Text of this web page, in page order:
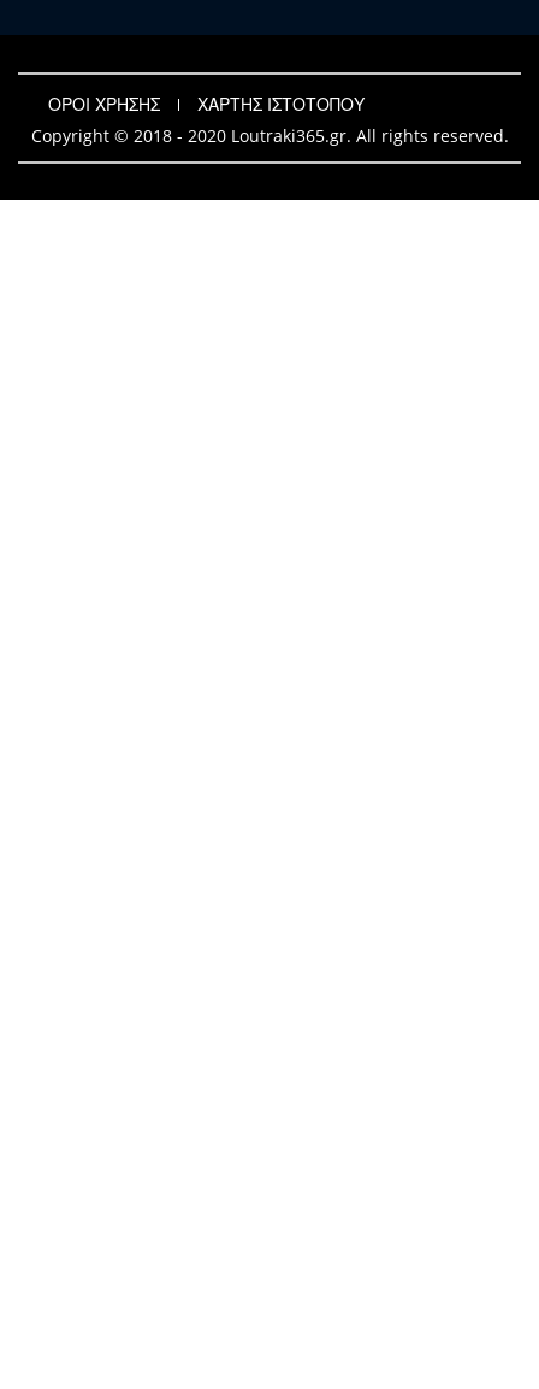
ΟΡΟΙ ΧΡΗΣΗΣ
ΧΑΡΤΗΣ ΙΣΤΟΤΟΠΟΥ
Copyright © 2018 - 2020 Loutraki365.gr. All rights reserved.